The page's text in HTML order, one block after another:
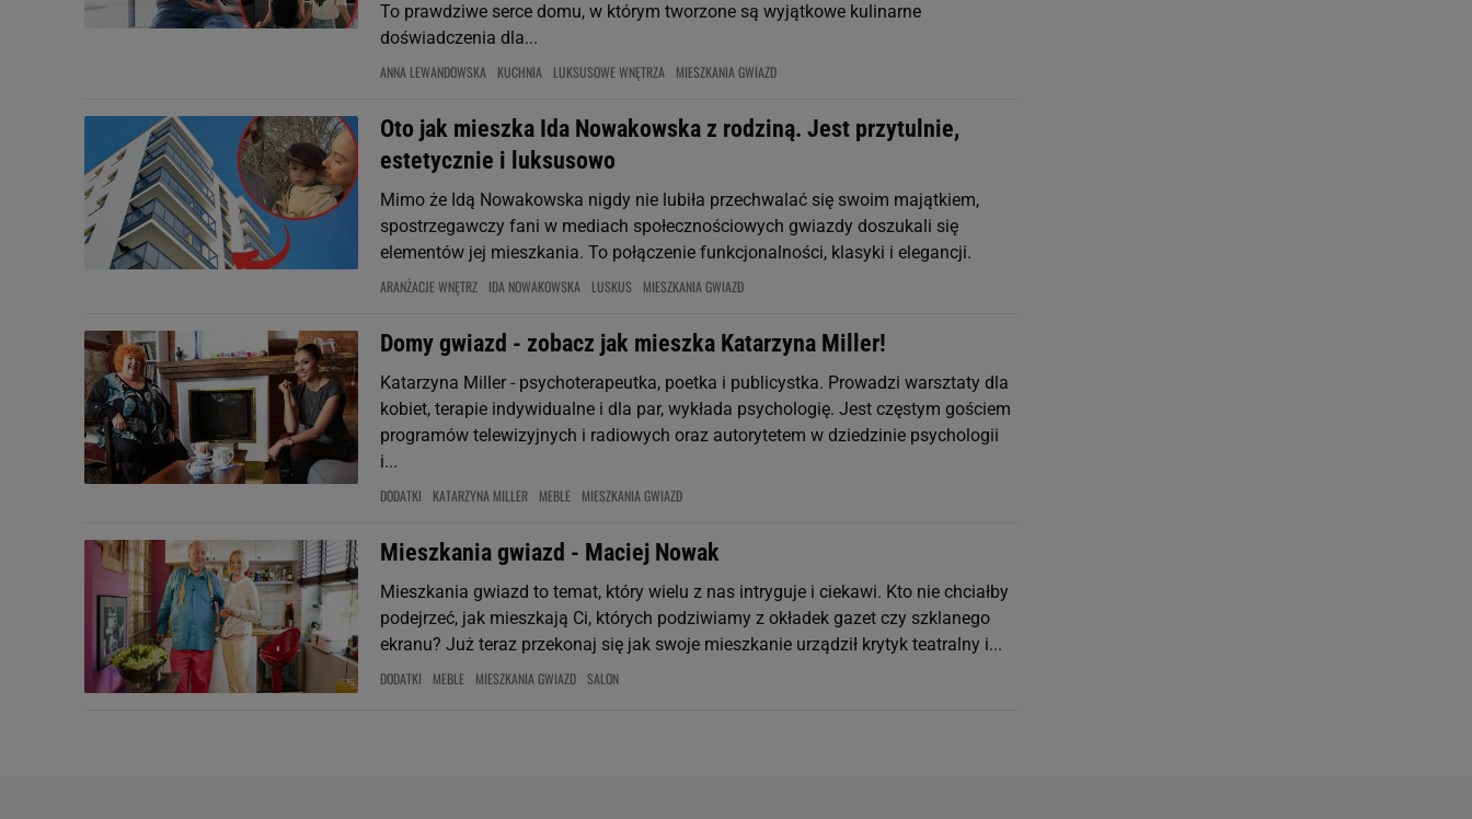
To prawdziwe serce domu, w którym tworzone są wyjątkowe kulinarne
doświadczenia dla...
ANNA LEWANDOWSKA KUCHNIA LUKSUSOWE WNĘTRZA MIESZKANIA GWIAZD
Oto jak mieszka Ida Nowakowska z rodziną. Jest przytulnie,
estetycznie i luksusowo
Mimo że Idą Nowakowska nigdy nie lubiła przechwalać się swoim majątkiem,
spostrzegawczy fani w mediach społecznościowych gwiazdy doszukali się
elementów jej mieszkania. To połączenie funkcjonalności, klasyki i elegancji.
ARANŻACJE WNĘTRZ IDA NOWAKOWSKA LUSKUS MIESZKANIA GWIAZD
Domy gwiazd - zobacz jak mieszka Katarzyna Miller!
Katarzyna Miller - psychoterapeutka, poetka i publicystka. Prowadzi warsztaty dla
kobiet, terapie indywidualne i dla par, wykłada psychologię. Jest częstym gościem
programów telewizyjnych i radiowych oraz autorytetem w dziedzinie psychologii
i...
DODATKI KATARZYNA MILLER MEBLE MIESZKANIA GWIAZD
Mieszkania gwiazd - Maciej Nowak
Mieszkania gwiazd to temat, który wielu z nas intryguje i ciekawi. Kto nie chciałby
podejrzeć, jak mieszkają Ci, których podziwiamy z okładek gazet czy szklanego
ekranu? Już teraz przekonaj się jak swoje mieszkanie urządził krytyk teatralny i...
DODATKI MEBLE MIESZKANIA GWIAZD SALON